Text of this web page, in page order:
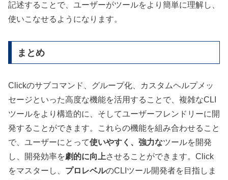
記述することで、ユーザーがツールをより簡単に理解し、
使いこなせるようになります。
まとめ
Clickのサブコマンド、グループ化、カスタムヘルプメッ
セージといった高度な機能を活用することで、複雑なCLI
ツールをより構造的に、そしてユーザーフレンドリーに開
発することができます。これらの機能を組み合わせること
で、ユーザーにとって使いやすく、強力なツールを開発
し、開発効率を劇的に向上させることができます。Click
をマスターし、 プロレベルのCLIツール開発者を目指しま